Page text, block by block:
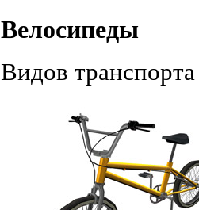
Велосипеды
Видов